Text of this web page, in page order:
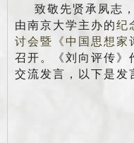
致敬先贤承夙志
由南京大学主办的纪
讨会暨《中国思想家
召开。《刘向评传》
交流发言，以下是发